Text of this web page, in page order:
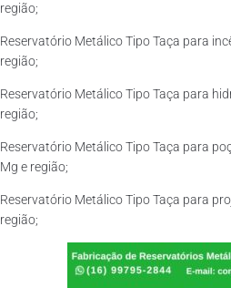
região;
Reservatório Metálico Tipo Taça para
região;
Reservatório Metálico Tipo Taça para
região;
Reservatório Metálico Tipo Taça para
Mg e região;
Reservatório Metálico Tipo Taça para
região;